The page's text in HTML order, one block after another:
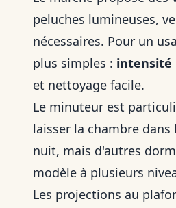
peluches lumineuses,
nécessaires. Pour un
plus simples : intensité
et nettoyage facile.
Le minuteur est
laisser la chambre
nuit, mais d'autres
modèle à plusieurs
Les projections au